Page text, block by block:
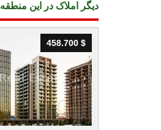
دیگر املاک در این منطقه
458.700 $
458.700 $